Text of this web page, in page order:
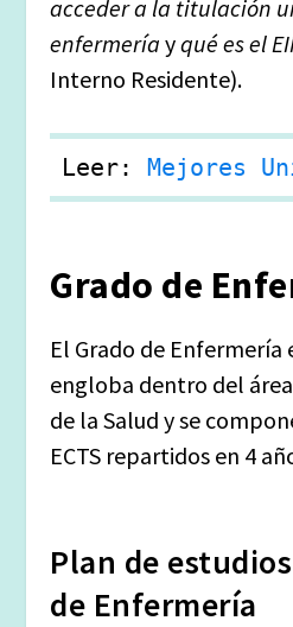
acceder a la titulación
enfermería yqué es el
Interno Residente).
Leer: Mejores
Grado de
El Grado de Enfermería
engloba dentro del área
de la Salud y se
ECTS repartidos en 4
Plan de
de Enfermería